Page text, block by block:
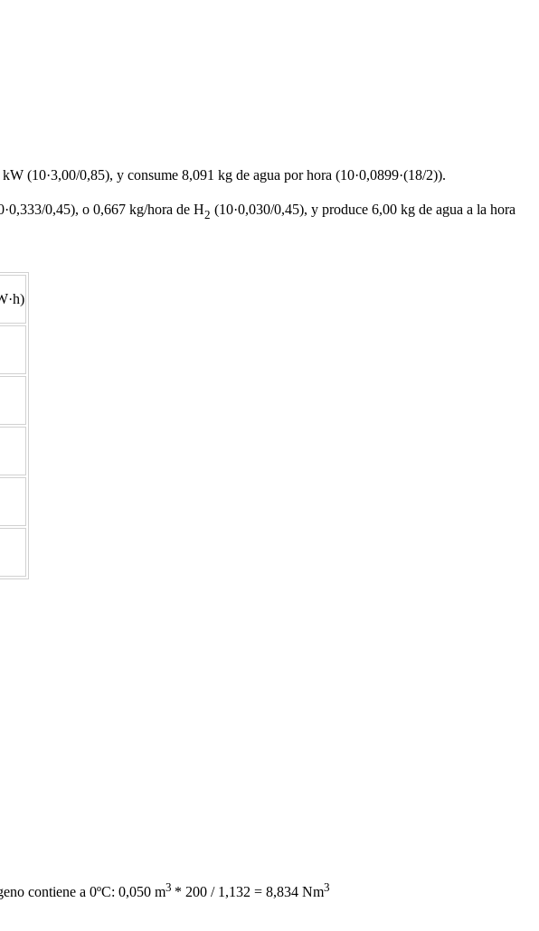
(10·3,00/0,85), y consume 8,091 kg de agua por hora (10·0,0899·(18/2)).
0,45), o 0,667 kg/hora de H2 (10·0,030/0,45), y produce 6,00 kg de agua a la hora
contiene a 0ºC: 0,050 m3 * 200 / 1,132 = 8,834 Nm3